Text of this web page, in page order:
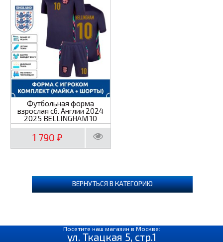
Футбольная форма
взрослая сб. Англии 2024
2025 BELLINGHAM 10
1 790₽
ВЕРНУТЬСЯ В КАТЕГОРИЮ
Посетите наш магазин в Москве:
ул. Ткацкая 5, стр.1